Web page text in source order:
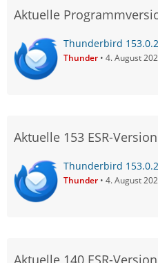
Aktuelle
Thunderbird
Thunder 4. August
Aktuelle 153 ESR-Version
Thunderbird
Thunder 4. August
Aktuelle 140 ESR-Version